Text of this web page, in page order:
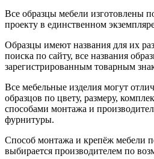
Все образцы мебели изготовлены
проекту в единственном
Образцы имеют названия для их
поиска по сайту, все названия
зарегистрированным товарным
Все мебельные изделия могут
образцов по цвету, размеру,
способами монтажа и
фурнитуры.
Способ монтажа и крепёж мебели
выбирается производителем по